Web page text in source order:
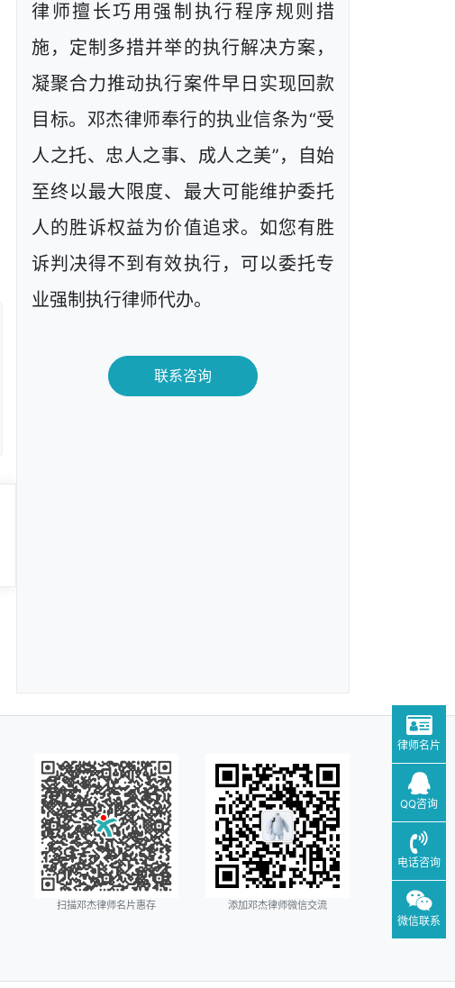
律师擅长巧用强制执行程序规则措
施，定制多措并举的执行解决方案，
凝聚合力推动执行案件早日实现回款
目标。邓杰律师奉行的执业信条为“受
人之托、忠人之事、成人之美”，自始
至终以最大限度、最大可能维护委托
人的胜诉权益为价值追求。如您有胜
诉判决得不到有效执行，可以委托专
业强制执行律师代办。
联系咨询
扫描邓杰律师名片惠存 添加邓杰律师微信交流
律师名片
QQ咨询
电话咨询
微信联系